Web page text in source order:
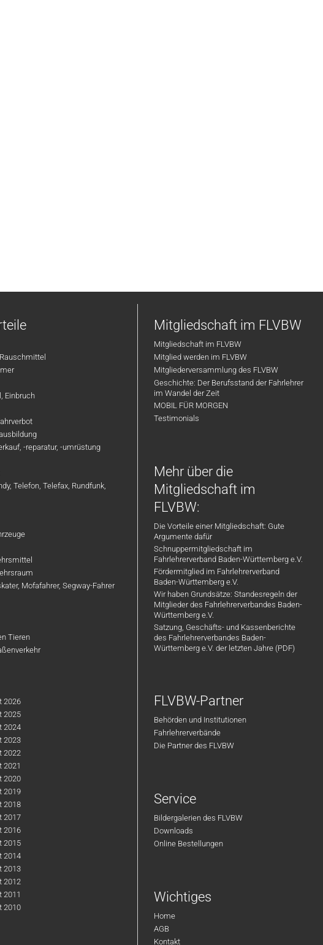
Einbruch
-reparatur, -umrüstung
Telefon, Telefax, Rundfunk,
Mofafahrer, Segway-Fahrer
Tieren
2026
2025
2024
2023
2022
2021
2020
2019
2018
2017
2016
2015
2014
2013
2012
2011
2010
Mitgliedschaft im FLVBW
Mitgliedschaft im FLVBW
Mitglied werden im FLVBW
Mitgliederversammlung des FLVBW
Geschichte: Der Berufsstand der Fahrlehrer
im Wandel der Zeit
MOBIL FÜR MORGEN
Testimonials
Mehr über die
Mitgliedschaft im
FLVBW:
Die Vorteile einer Mitgliedschaft: Gute
Argumente dafür
Schnuppermitgliedschaft im
Fahrlehrerverband Baden-Württemberg e.V.
Fördermitglied im Fahrlehrerverband
Baden-Württemberg e.V.
Wir haben Grundsätze: Standesregeln der
Mitglieder des Fahrlehrerverbandes Baden-
Württemberg e.V.
Satzung, Geschäfts- und Kassenberichte
des Fahrlehrerverbandes Baden-
Württemberg e.V. der letzten Jahre (PDF)
FLVBW-Partner
Behörden und Institutionen
Fahrlehrerverbände
Die Partner des FLVBW
Service
Bildergalerien des FLVBW
Downloads
Online Bestellungen
Wichtiges
Home
AGB
Kontakt